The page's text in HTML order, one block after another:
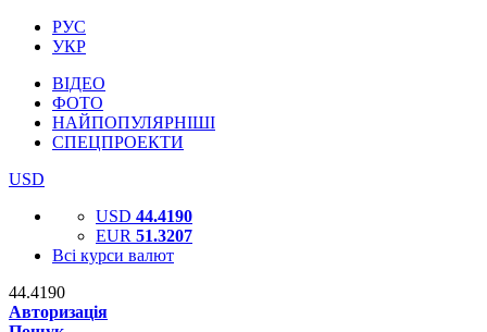
РУС
УКР
ВІДЕО
ФОТО
НАЙПОПУЛЯРНІШІ
СПЕЦПРОЕКТИ
USD
USD 44.4190
EUR 51.3207
Всі курси валют
44.4190
Авторизація